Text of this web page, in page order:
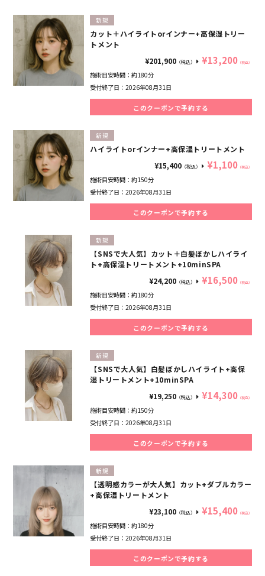
新規
カット＋ハイライトorインナー+高保湿トリー
トメント
¥201,900 （税込） ¥13,200（税込）
施術目安時間：約180分
受付終了日：2026年08月31日
このクーポンで予約する
新規
ハイライトorインナー+高保湿トリートメント
¥15,400 （税込） ¥1,100（税込）
施術目安時間：約150分
受付終了日：2026年08月31日
このクーポンで予約する
新規
【SNSで大人気】カット＋白髪ぼかしハイライ
ト+高保湿トリートメント+10minSPA
¥24,200 （税込） ¥16,500（税込）
施術目安時間：約180分
受付終了日：2026年08月31日
このクーポンで予約する
新規
【SNSで大人気】白髪ぼかしハイライト+高保
湿トリートメント+10minSPA
¥19,250 （税込） ¥14,300（税込）
施術目安時間：約150分
受付終了日：2026年08月31日
このクーポンで予約する
新規
【透明感カラーが大人気】カット+ダブルカラー
+高保湿トリートメント
¥23,100 （税込） ¥15,400（税込）
施術目安時間：約180分
受付終了日：2026年08月31日
このクーポンで予約する